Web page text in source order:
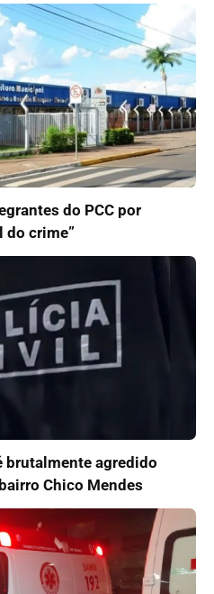
do PCC por
do crime”
agredido
Chico Mendes